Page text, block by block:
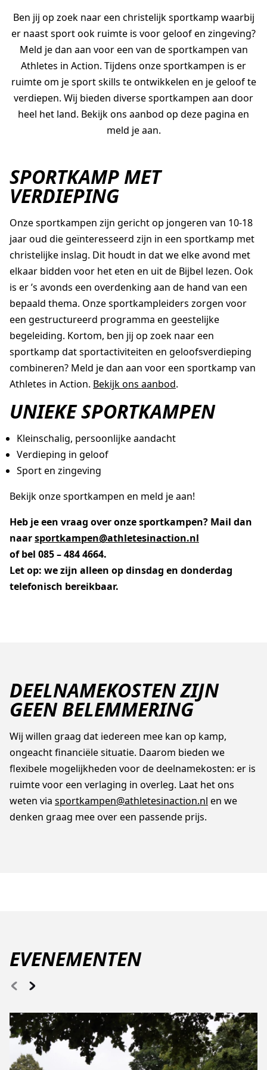
AGAPÈ STUDENTLIFE
FAMILYLIFE
ATHLETES IN ACTION
ER IS HOOP
CHURCH MOVEMENTS
LEADER IMPACT NEXT
Ben jij op zoek naar een christelijk sportkamp waarbij
er naast sport ook ruimte is voor geloof en zingeving?
Meld je dan aan voor een van de sportkampen van
Athletes in Action. Tijdens onze sportkampen is er
ruimte om je sport skills te ontwikkelen en je geloof te
verdiepen. Wij bieden diverse sportkampen aan door
heel het land. Bekijk ons aanbod op deze pagina en
meld je aan.
SPORTKAMP MET
VERDIEPING
Onze sportkampen zijn gericht op jongeren van 10-18
jaar oud die geïnteresseerd zijn in een sportkamp met
christelijke inslag. Dit houdt in dat we elke avond met
elkaar bidden voor het eten en uit de Bijbel lezen. Ook
is er ’s avonds een overdenking aan de hand van een
bepaald thema. Onze sportkampleiders zorgen voor
een gestructureerd programma en geestelijke
begeleiding. Kortom, ben jij op zoek naar een
sportkamp dat sportactiviteiten en geloofsverdieping
combineren? Meld je dan aan voor een sportkamp van
Athletes in Action. Bekijk ons aanbod.
UNIEKE SPORTKAMPEN
Kleinschalig, persoonlijke aandacht
Verdieping in geloof
Sport en zingeving
Bekijk onze sportkampen en meld je aan!
Heb je een vraag over onze sportkampen? Mail dan
naarsportkampen@athletesinaction.nl
of bel 085 – 484 4664.
Let op: we zijn alleen op dinsdag en donderdag
telefonisch bereikbaar.
DEELNAMEKOSTEN ZIJN
GEEN BELEMMERING
Wij willen graag dat iedereen mee kan op kamp,
ongeacht financiële situatie. Daarom bieden we
flexibele mogelijkheden voor de deelnamekosten: er is
ruimte voor een verlaging in overleg. Laat het ons
weten via sportkampen@athletesinaction.nl en we
denken graag mee over een passende prijs.
EVENEMENTEN